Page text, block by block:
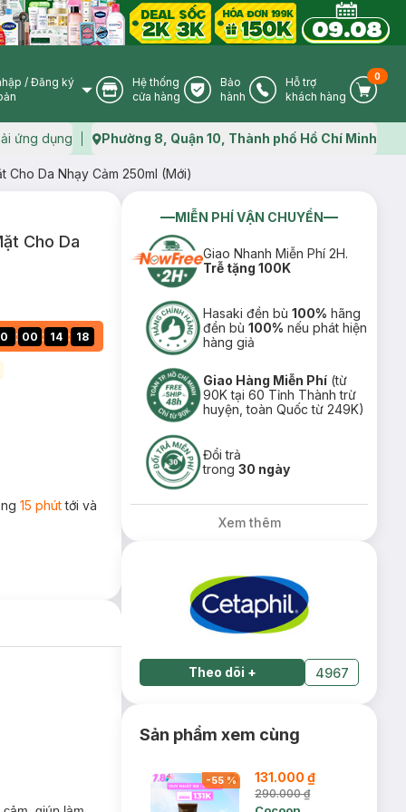
User Icon
/ Đăng ký
Store Icon
Hệ thống
cửa hàng
Warranty Icon
Bảo
hành
Phone Icon
Hỗ trợ
khách hàng
Cart
0
ứng dụng Map icon
Phường 8, Quận 10, Thành phố Hồ Chí Minh
Cho Da Nhạy Cảm 250ml (Mới)
Cho Da
0 : 00 : 14 : 17
15 phúttới và
MIỄN PHÍ VẬN CHUYỂN
Giao Nhanh Miễn Phí 2H.
Trễ tặng 100K
Hasaki đền bù100% hãng
đền bù100% nếu phát hiện
hàng giả
Giao Hàng Miễn Phí (từ
90K tại 60 Tỉnh Thành trừ
huyện, toàn Quốc từ 249K)
Đổi trả
trong30 ngày
Xem thêm
Theo dõi + 4967
Sản phẩm xem cùng
-55% 131.000 ₫
290.000 ₫